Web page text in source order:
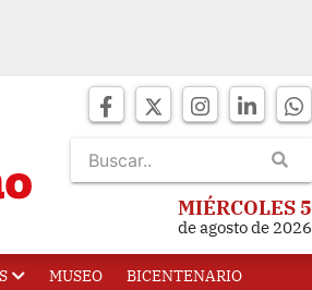
MIÉRCOLES 5
de agosto de 2026
MUSEO BICENTENARIO